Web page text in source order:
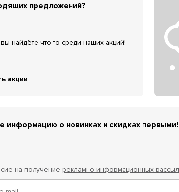
предложений?
найдёте что-то среди наших акций!
акции
информацию о новинках и скидках первыми!
на получение рекламно-информационных